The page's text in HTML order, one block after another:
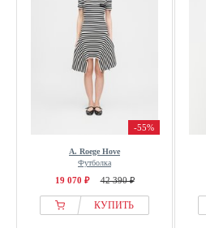
-55%
A. Roege Hove
Футболка
19 070 ₽ 42 390 ₽
КУПИТЬ